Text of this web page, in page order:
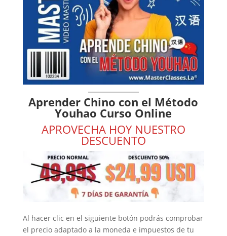
Aprender Chino con el Método
Youhao Curso Online
APROVECHA HOY NUESTRO
DESCUENTO
Al hacer clic en el siguiente botón podrás comprobar
el precio adaptado a la moneda e impuestos de tu